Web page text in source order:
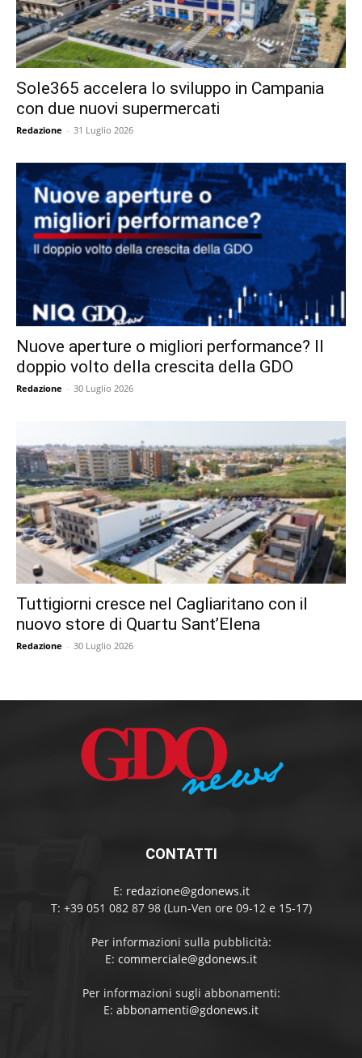
Sole365 accelera lo sviluppo in Campania
con due nuovi supermercati
Redazione - 31 Luglio 2026
Nuove aperture o migliori performance? Il
doppio volto della crescita della GDO
Redazione - 30 Luglio 2026
Tuttigiorni cresce nel Cagliaritano con il
nuovo store di Quartu Sant’Elena
Redazione - 30 Luglio 2026
CONTATTI
E: redazione@gdonews.it
T: +39 051 082 87 98 (Lun-Ven ore 09-12 e 15-17)
Per informazioni sulla pubblicità:
E: commerciale@gdonews.it
Per informazioni sugli abbonamenti:
E: abbonamenti@gdonews.it